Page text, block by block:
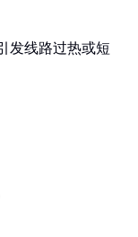
发线路过热或短